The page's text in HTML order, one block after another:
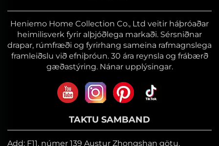
Heniemo Home Collection Co., Ltd veitir háþróaðar
heimilisverk fyrir alþjóðlega markaði. Sérsniðnar
drapar, rúmfræði og fyrirhang sameina rafmagnslega
framleiðslu við efniþróun. 30 ára reynsla og frábærð
gæðastýring. Nánar upplýsingar.
TAKTU SAMBAND
Add: F11, númer 139 Austur Zhongshan götu,